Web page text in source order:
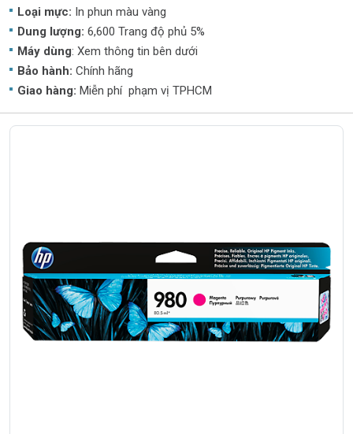
Loại mực: In phun màu vàng
Dung lượng: 6,600 Trang độ phủ 5%
Máy dùng: Xem thông tin bên dưới
Bảo hành: Chính hãng
Giao hàng: Miễn phí phạm vị TPHCM